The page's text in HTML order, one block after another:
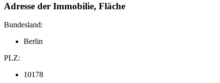
Adresse der Immobilie, Fläche
Bundesland:
Berlin
PLZ:
10178